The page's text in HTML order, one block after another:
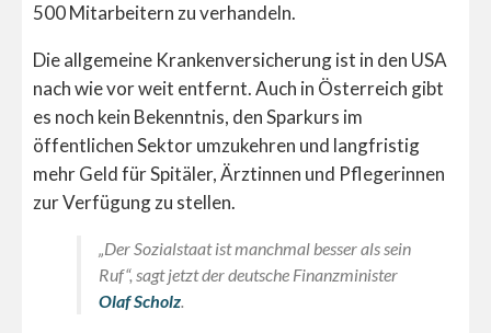
500 Mitarbeitern zu verhandeln.
Die allgemeine Krankenversicherung ist in den USA
nach wie vor weit entfernt. Auch in Österreich gibt
es noch kein Bekenntnis, den Sparkurs im
öffentlichen Sektor umzukehren und langfristig
mehr Geld für Spitäler, Ärztinnen und Pflegerinnen
zur Verfügung zu stellen.
„Der Sozialstaat ist manchmal besser als sein
Ruf“, sagt jetzt der deutsche Finanzminister
Olaf Scholz.